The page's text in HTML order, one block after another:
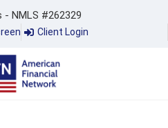
- NMLS #262329
Client Login